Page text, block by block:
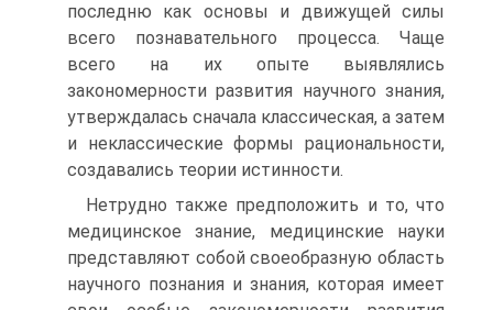
последню как основы и движущей силы
всего познавательного процесса. Чаще
всего на их опыте выявлялись
закономерности развития научного знания,
утверждалась сначала классическая, а затем
и неклассические формы рациональности,
создавались теории истинности.
Нетрудно также предположить и то, что
медицинское знание, медицинские науки
представляют собой своеобразную область
научного познания и знания, которая имеет